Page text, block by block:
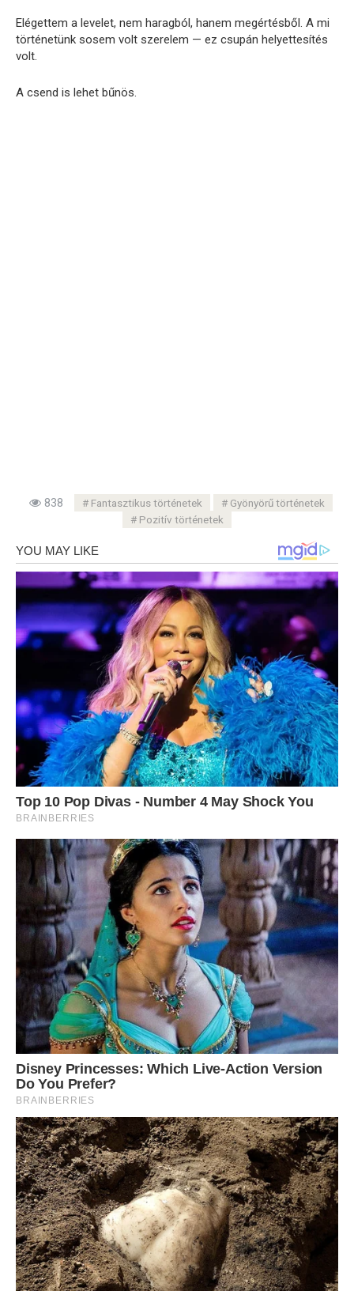
Elégettem a levelet, nem haragból, hanem megértésből. A mi
történetünk sosem volt szerelem — ez csupán helyettesítés
volt.
A csend is lehet bűnös.
838 Fantasztikus történetek
Gyönyörű történetek
Pozitív történetek